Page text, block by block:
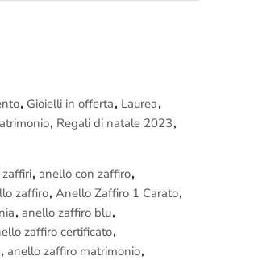
prima dell’ordine)
visita nel nostrolaboratorio orafo di
Anello modello Halo con Zaffiro e
a lavoro.
, Gioielli in offerta, Laurea,
, Regali di natale 2023,
, anello con zaffiro,
zaffiro, Anello Zaffiro 1 Carato,
, anello zaffiro blu,
zaffiro certificato,
, anello zaffiro matrimonio,